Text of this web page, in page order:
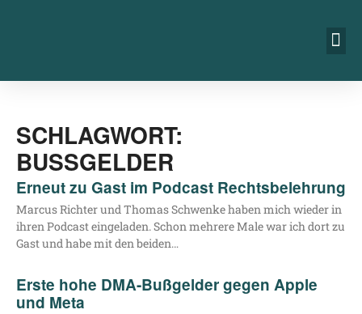
SCHLAGWORT:
BUSSGELDER
Erneut zu Gast im Podcast Rechtsbelehrung
Mar­cus Rich­ter und Tho­mas Schwen­ke haben mich wie­der in
ihren Pod­cast ein­ge­la­den. Schon meh­re­re Male war ich dort zu
Gast und habe mit den beiden…
Erste hohe DMA-Bußgelder gegen Apple
und Meta